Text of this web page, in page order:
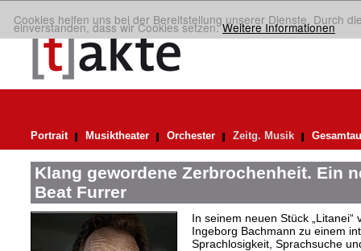
Cookies helfen uns bei der Bereitstellung unserer Dienste. Durch
einverstanden, dass wir Cookies setzen.Weitere Informationen
Portrait Musiktheater Orchester Zeitg. Musik
Klang gewordene Zerbrochenheit. Ein
Beat Furrer
In seinem neuen Stück
Ingeborg Bachmann zu einem
Sprachlosigkeit, Sprachsuche